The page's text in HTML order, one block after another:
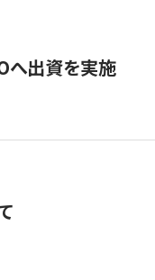
へ出資を実施